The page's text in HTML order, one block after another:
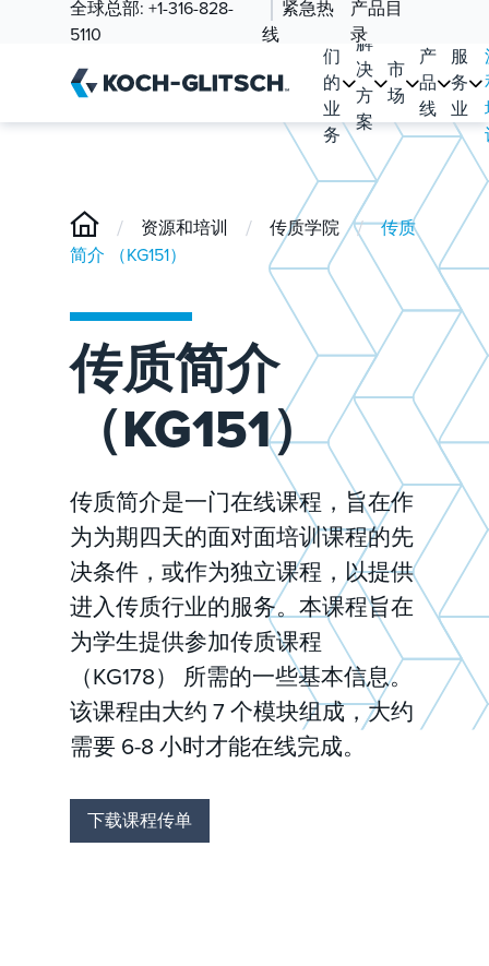
全球总部: +1-316-828-
5110
紧急热
线
产品目
录
们
的
业
务
解
决
方
案
市
场
产
品
线
服
务
业
/ 资源和培训 / 传质学院 /
传质
简介 （KG151）
传质简介
（KG151）
传质简介是一门在线课程，旨在作
为为期四天的面对面培训课程的先
决条件，或作为独立课程，以提供
进入传质行业的服务。本课程旨在
为学生提供参加传质课程
（KG178） 所需的一些基本信息。
该课程由大约 7 个模块组成，大约
需要 6-8 小时才能在线完成。
下载课程传单